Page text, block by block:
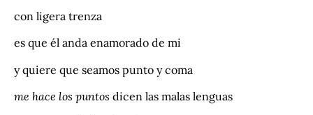
con ligera trenza
es que él anda enamorado de mi
y quiere que seamos punto y coma
me hace los puntos dicen las malas lenguas